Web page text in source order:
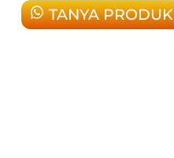
TANYA PRODUK